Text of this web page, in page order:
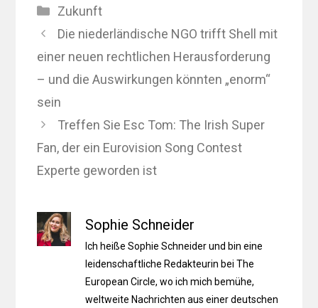
Kategorien
Zukunft
Die niederländische NGO trifft Shell mit
einer neuen rechtlichen Herausforderung
– und die Auswirkungen könnten „enorm“
sein
Treffen Sie Esc Tom: The Irish Super
Fan, der ein Eurovision Song Contest
Experte geworden ist
Sophie Schneider
Ich heiße Sophie Schneider und bin eine
leidenschaftliche Redakteurin bei The
European Circle, wo ich mich bemühe,
weltweite Nachrichten aus einer deutschen